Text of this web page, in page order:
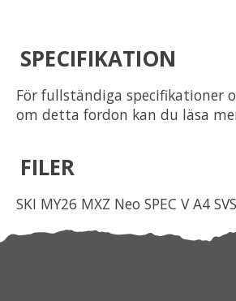
SPECIFIKATION
För fullständiga specifikationer
om detta fordon kan du läsa
FILER
SKI MY26 MXZ Neo SPEC V A4